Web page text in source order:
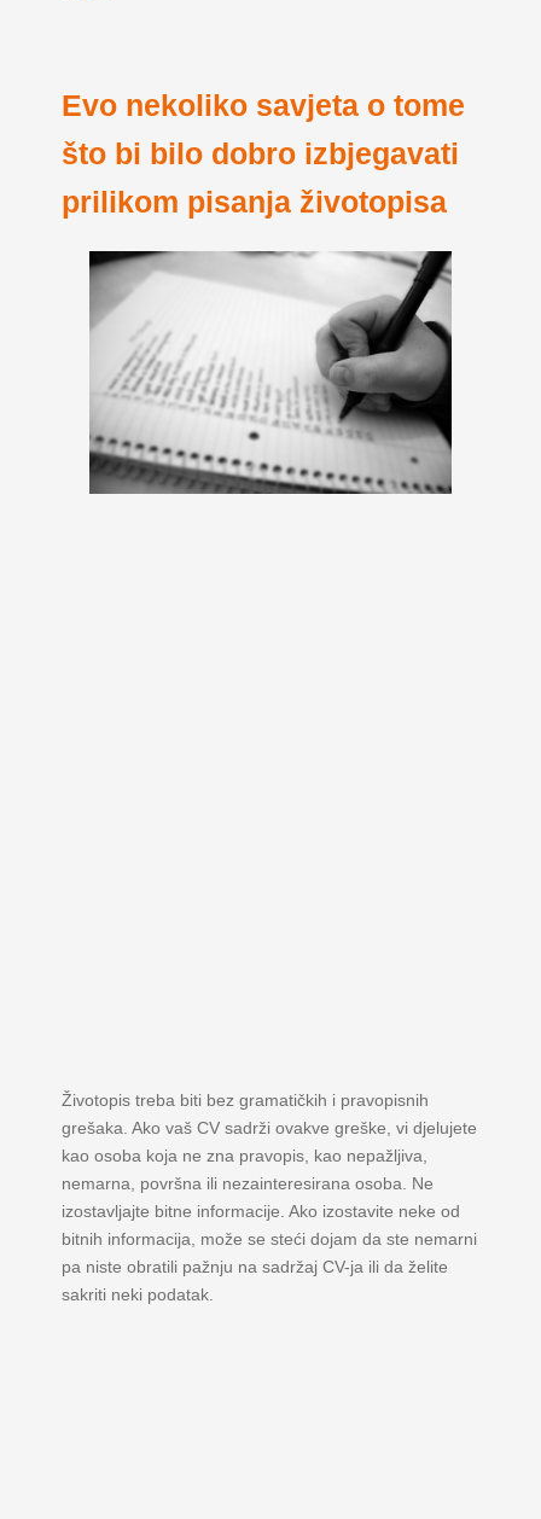
Evo nekoliko savjeta o tome
što bi bilo dobro izbjegavati
prilikom pisanja životopisa
Životopis treba biti bez gramatičkih i pravopisnih
grešaka. Ako vaš CV sadrži ovakve greške, vi djelujete
kao osoba koja ne zna pravopis, kao nepažljiva,
nemarna, površna ili nezainteresirana osoba. Ne
izostavljajte bitne informacije. Ako izostavite neke od
bitnih informacija, može se steći dojam da ste nemarni
pa niste obratili pažnju na sadržaj CV-ja ili da želite
sakriti neki podatak.